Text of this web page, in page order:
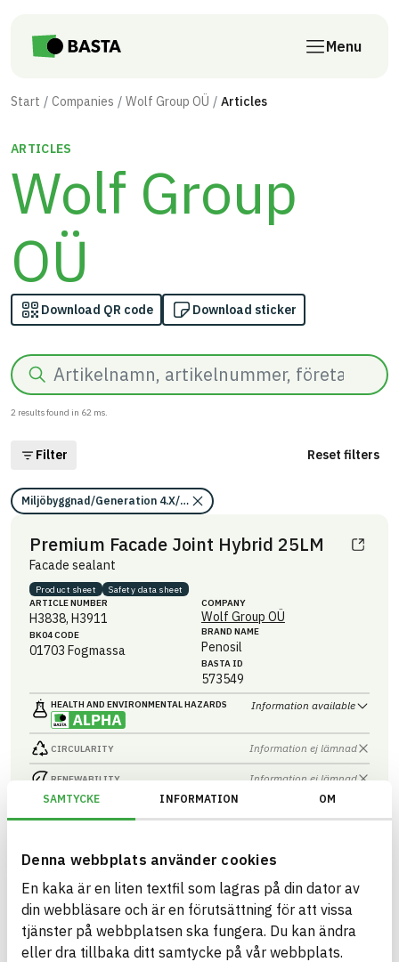
SAMTYCKE INFORMATION OM
Denna webbplats använder cookies
En kaka är en liten textfil som lagras på din dator av
din webbläsare och är en förutsättning för att vissa
tjänster på webbplatsen ska fungera. Du kan ändra
eller dra tillbaka ditt samtycke på vår webbplats.
Menu
Start Companies Wolf Group OÜ Articles
ARTICLES
Wolf Group
OÜ
Download QR code Download sticker
Search
2 results found in 62 ms.
Filter Reset filters
Miljöbyggnad/Generation 4.X/Indikator 9/Utfasning av farliga
Premium Facade Joint Hybrid 25LM
Facade sealant
Product sheet
Safety data sheet
ARTICLE NUMBER
H3838, H3911
BK04 CODE
01703 Fogmassa
COMPANY
Wolf Group OÜ
BRAND NAME
Penosil
BASTA ID
573549
HEALTH AND ENVIRONMENTAL HAZARDS Information available
CIRCULARITY Information ej lämnad
RENEWABILITY Information ej lämnad
Premium PU Sealant LM
sealant